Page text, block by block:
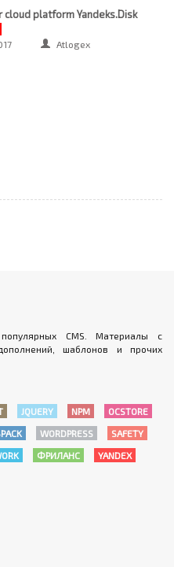
cloud platform Yandeks.Disk
Atlogex
CMS. Материалы с
шаблонов и прочих
JQUERY NPM
OCSTORE
WORDPRESS
SAFETY
ФРИЛАНС YANDEX